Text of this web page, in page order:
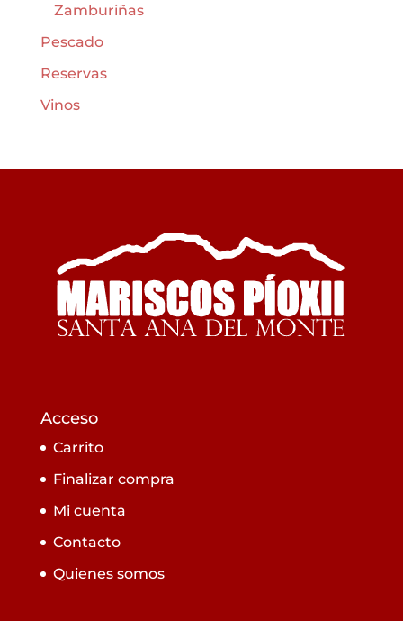
Zamburiñas
Pescado
Reservas
Vinos
Acceso
Carrito
Finalizar compra
Mi cuenta
Contacto
Quienes somos